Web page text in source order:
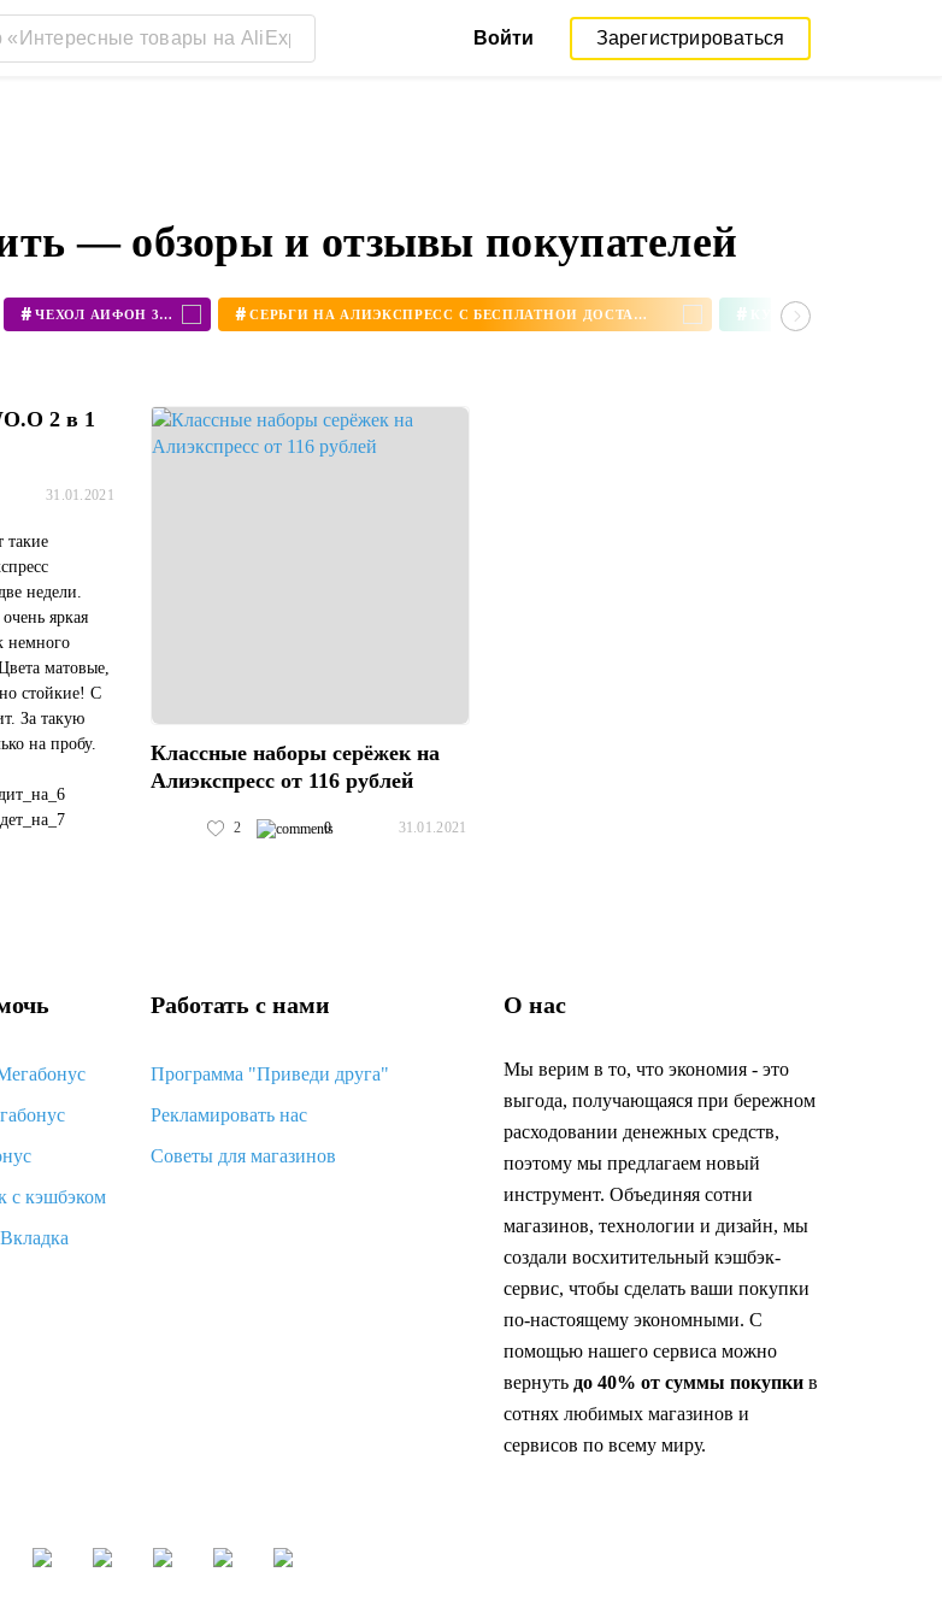
Войти Зарегистрироваться
— обзоры и отзывы покупателей
# ЧЕХОЛ АЙФОН 360 # СЕРЬГИ НА АЛИЭКСПРЕСС С БЕСПЛАТНОЙ ДОСТАВКОЙ #
2 в 1
31.01.2021
такие
недели.
яркая
немного
матовые,
стойкие! С
За такую
на пробу.
Классные наборы серёжек на
Алиэкспресс от 116 рублей
2 0 31.01.2021
с кэшбэком
Работать с нами
Программа "Приведи друга"
Рекламировать нас
Советы для магазинов
О нас
Мы верим в то, что экономия - это
выгода, получающаяся при бережном
расходовании денежных средств,
поэтому мы предлагаем новый
инструмент. Объединяя сотни
магазинов, технологии и дизайн, мы
создали восхитительный кэшбэк-
сервис, чтобы сделать ваши покупки
по-настоящему экономными. С
помощью нашего сервиса можно
вернуть до 40% от суммы покупкив
сотнях любимых магазинов и
сервисов по всему миру.